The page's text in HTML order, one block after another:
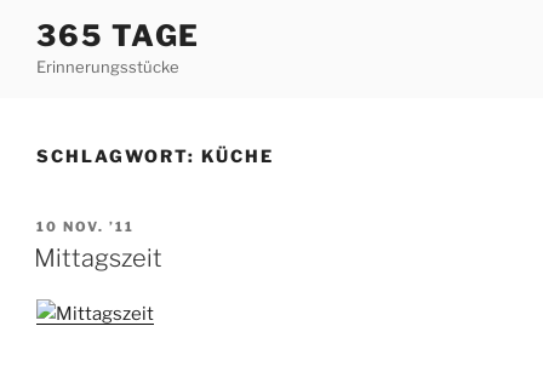
Inhalt
springen
365 TAGE
Erinnerungsstücke
SCHLAGWORT: KÜCHE
VERÖFFENTLICHT
AM
10 NOV. ’11
Mittagszeit